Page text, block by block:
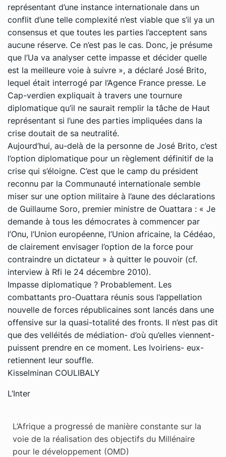
représentant d’une instance internationale dans un
conflit d’une telle complexité n’est viable que s’il ya un
consensus et que toutes les parties l’acceptent sans
aucune réserve. Ce n’est pas le cas. Donc, je présume
que l’Ua va analyser cette impasse et décider quelle
est la meilleure voie à suivre », a déclaré José Brito,
lequel était interrogé par l’Agence France presse. Le
Cap-verdien expliquait à travers une tournure
diplomatique qu’il ne saurait remplir la tâche de Haut
représentant si l’une des parties impliquées dans la
crise doutait de sa neutralité.
Aujourd’hui, au-delà de la personne de José Brito, c’est
l’option diplomatique pour un règlement définitif de la
crise qui s’éloigne. C’est que le camp du président
reconnu par la Communauté internationale semble
miser sur une option militaire à l’aune des déclarations
de Guillaume Soro, premier ministre de Ouattara : « Je
demande à tous les démocrates à commencer par
l’Onu, l’Union européenne, l’Union africaine, la Cédéao,
de clairement envisager l’option de la force pour
contraindre un dictateur » à quitter le pouvoir (cf.
interview à Rfi le 24 décembre 2010).
Impasse diplomatique ? Probablement. Les
combattants pro-Ouattara réunis sous l’appellation
nouvelle de forces républicaines sont lancés dans une
offensive sur la quasi-totalité des fronts. Il n’est pas dit
que des velléités de médiation- d’où qu’elles viennent-
puissent prendre en ce moment. Les Ivoiriens- eux-
retiennent leur souffle.
Kisselminan COULIBALY
L’Inter
L’Afrique a progressé de manière constante sur la
voie de la réalisation des objectifs du Millénaire
pour le développement (OMD)